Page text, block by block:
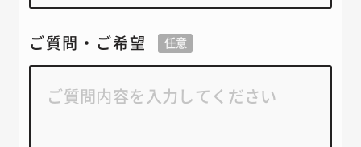
ご質問・ご希望 任意